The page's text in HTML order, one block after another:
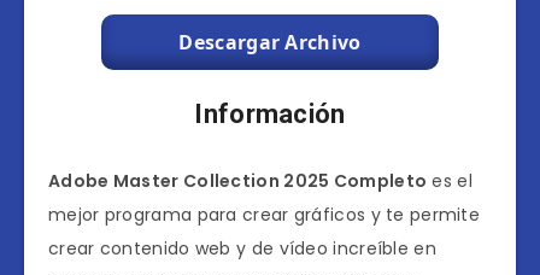
Descargar Archivo
Información
Adobe Master Collection 2025 Completo es el
mejor programa para crear gráficos y te permite
crear contenido web y de vídeo increíble en